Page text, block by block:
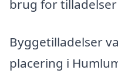
brug for
Byggetilladelser
placering i